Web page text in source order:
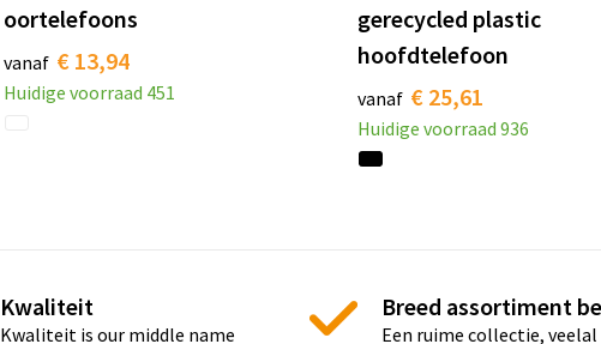
oortelefoons
vanaf € 13,94
Huidige voorraad 451
gerecycled plastic
hoofdtelefoon
vanaf € 25,61
Huidige voorraad 936
Kwaliteit
Kwaliteit is our middle name
Breed assortiment
Een ruime collectie,